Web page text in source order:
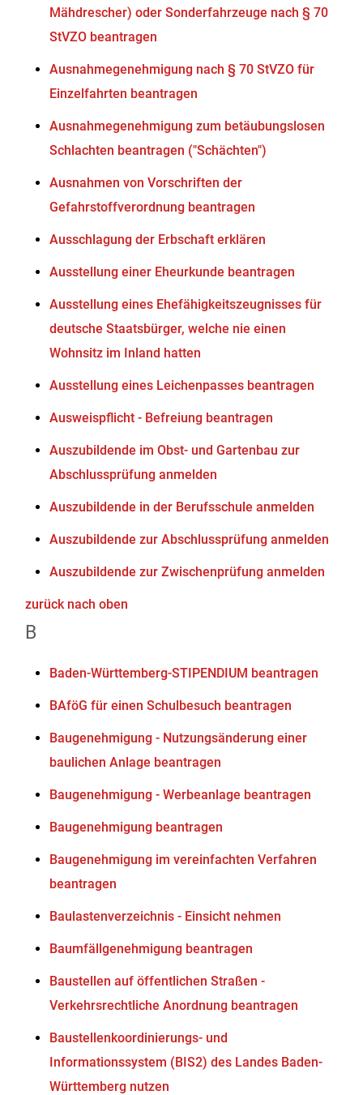
Mähdrescher) oder Sonderfahrzeuge nach § 70
StVZO beantragen
Ausnahmegenehmigung nach § 70 StVZO für
Einzelfahrten beantragen
Ausnahmegenehmigung zum betäubungslosen
Schlachten beantragen ("Schächten")
Ausnahmen von Vorschriften der
Gefahrstoffverordnung beantragen
Ausschlagung der Erbschaft erklären
Ausstellung einer Eheurkunde beantragen
Ausstellung eines Ehefähigkeitszeugnisses für
deutsche Staatsbürger, welche nie einen
Wohnsitz im Inland hatten
Ausstellung eines Leichenpasses beantragen
Ausweispflicht - Befreiung beantragen
Auszubildende im Obst- und Gartenbau zur
Abschlussprüfung anmelden
Auszubildende in der Berufsschule anmelden
Auszubildende zur Abschlussprüfung anmelden
Auszubildende zur Zwischenprüfung anmelden
zurück nach oben
B
Baden-Württemberg-STIPENDIUM beantragen
BAföG für einen Schulbesuch beantragen
Baugenehmigung - Nutzungsänderung einer
baulichen Anlage beantragen
Baugenehmigung - Werbeanlage beantragen
Baugenehmigung beantragen
Baugenehmigung im vereinfachten Verfahren
beantragen
Baulastenverzeichnis - Einsicht nehmen
Baumfällgenehmigung beantragen
Baustellen auf öffentlichen Straßen -
Verkehrsrechtliche Anordnung beantragen
Baustellenkoordinierungs- und
Informationssystem (BIS2) des Landes Baden-
Württemberg nutzen